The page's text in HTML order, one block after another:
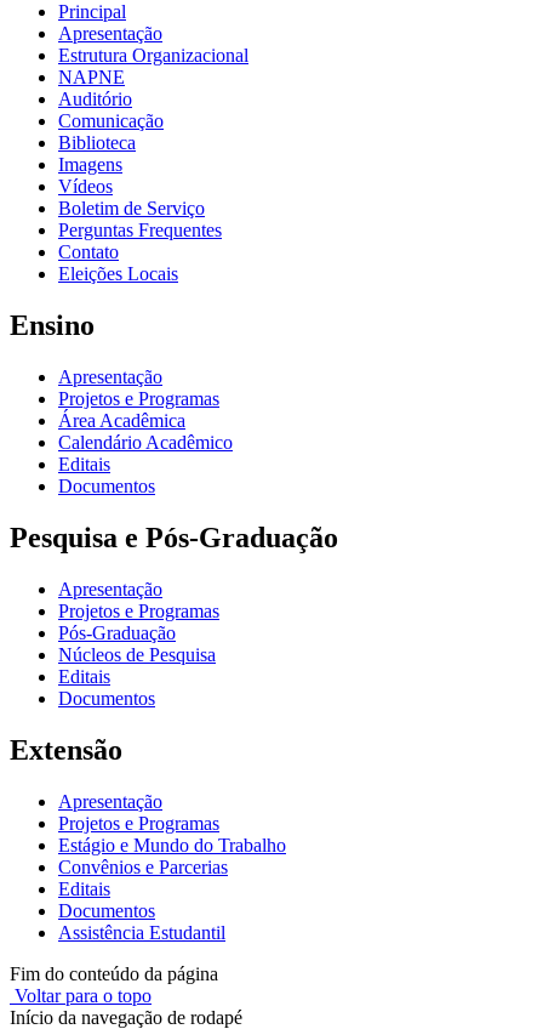
Principal
Apresentação
Estrutura Organizacional
NAPNE
Auditório
Comunicação
Biblioteca
Imagens
Vídeos
Boletim de Serviço
Perguntas Frequentes
Contato
Eleições Locais
Ensino
Apresentação
Projetos e Programas
Área Acadêmica
Calendário Acadêmico
Editais
Documentos
Pesquisa e Pós-Graduação
Apresentação
Projetos e Programas
Pós-Graduação
Núcleos de Pesquisa
Editais
Documentos
Extensão
Apresentação
Projetos e Programas
Estágio e Mundo do Trabalho
Convênios e Parcerias
Editais
Documentos
Assistência Estudantil
Fim do conteúdo da página
Voltar para o topo
Início da navegação de rodapé